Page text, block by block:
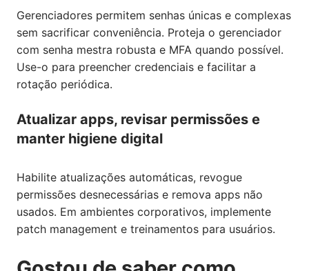
Gerenciadores permitem senhas únicas e complexas
sem sacrificar conveniência. Proteja o gerenciador
com senha mestra robusta e MFA quando possível.
Use-o para preencher credenciais e facilitar a
rotação periódica.
Atualizar apps, revisar permissões e
manter higiene digital
Habilite atualizações automáticas, revogue
permissões desnecessárias e remova apps não
usados. Em ambientes corporativos, implemente
patch management e treinamentos para usuários.